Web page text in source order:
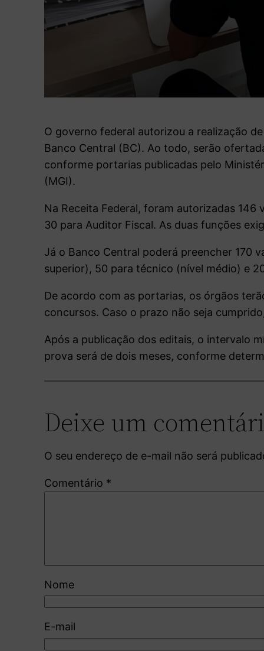
O governo federal autorizou a realização
Banco Central (BC). Ao todo, serão
conforme portarias publicadas pelo
(MGI).
Na Receita Federal, foram autorizadas 146
30 para Auditor Fiscal. As duas funções
Já o Banco Central poderá preencher 170
superior), 50 para técnico (nível médio) e
De acordo com as portarias, os órgãos
concursos. Caso o prazo não seja
Após a publicação dos editais, o intervalo
prova será de dois meses, conforme
Deixe um
O seu endereço de e-mail não será
Comentário *
Nome
E-mail